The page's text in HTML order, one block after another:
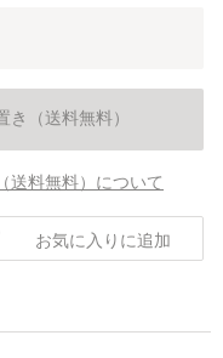
（送料無料）
送料無料）について
お気に入りに追加